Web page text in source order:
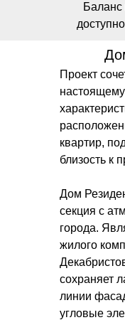
Проект
квартир,
близость к
Дом
секция с
города.
жилого
сохраняет
линии
угловые